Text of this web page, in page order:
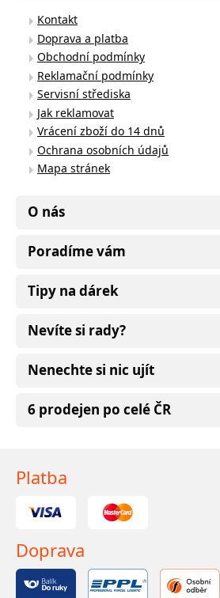
Kontakt
Doprava a platba
Obchodní podmínky
Reklamační podmínky
Servisní střediska
Jak reklamovat
Vrácení zboží do 14 dnů
Ochrana osobních údajů
Mapa stránek
O nás
Poradíme vám
Tipy na dárek
Nevíte si rady?
Nenechte si nic ujít
6 prodejen po celé ČR
Platba
Doprava